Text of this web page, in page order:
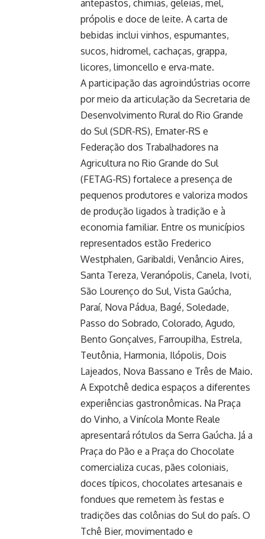
antepastos, chimias, geleias, mel,
própolis e doce de leite. A carta de
bebidas inclui vinhos, espumantes,
sucos, hidromel, cachaças, grappa,
licores, limoncello e erva-mate.
A participação das agroindústrias ocorre
por meio da articulação da Secretaria de
Desenvolvimento Rural do Rio Grande
do Sul (SDR-RS), Emater-RS e
Federação dos Trabalhadores na
Agricultura no Rio Grande do Sul
(FETAG-RS) fortalece a presença de
pequenos produtores e valoriza modos
de produção ligados à tradição e à
economia familiar. Entre os municípios
representados estão Frederico
Westphalen, Garibaldi, Venâncio Aires,
Santa Tereza, Veranópolis, Canela, Ivoti,
São Lourenço do Sul, Vista Gaúcha,
Paraí, Nova Pádua, Bagé, Soledade,
Passo do Sobrado, Colorado, Agudo,
Bento Gonçalves, Farroupilha, Estrela,
Teutônia, Harmonia, Ilópolis, Dois
Lajeados, Nova Bassano e Três de Maio.
A Expotchê dedica espaços a diferentes
experiências gastronômicas. Na Praça
do Vinho, a Vinícola Monte Reale
apresentará rótulos da Serra Gaúcha. Já a
Praça do Pão e a Praça do Chocolate
comercializa cucas, pães coloniais,
doces típicos, chocolates artesanais e
fondues que remetem às festas e
tradições das colônias do Sul do país. O
Tchê Bier, movimentado e